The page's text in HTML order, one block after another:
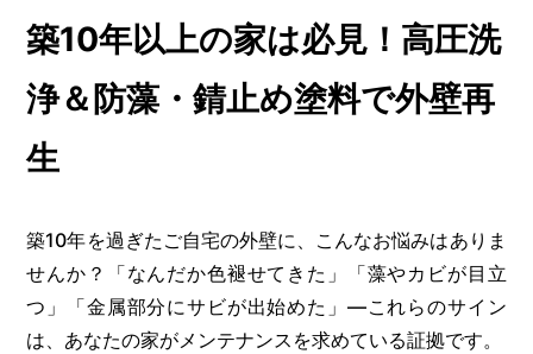
築10年以上の家は必見！高圧洗
浄＆防藻・錆止め塗料で外壁再
生
築10年を過ぎたご自宅の外壁に、こんなお悩みはありま
せんか？「なんだか色褪せてきた」「藻やカビが目立
つ」「金属部分にサビが出始めた」—これらのサイン
は、あなたの家がメンテナンスを求めている証拠です。